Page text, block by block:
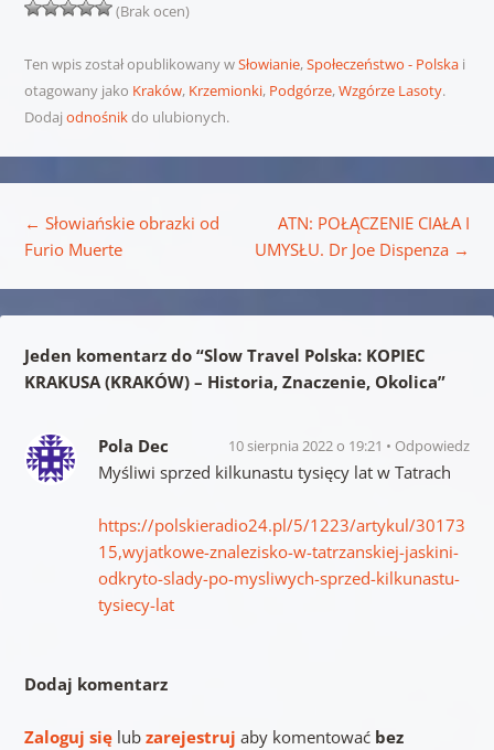
(Brak ocen)
Ten wpis został opublikowany wSłowianie,Społeczeństwo - Polskai
otagowany jako Kraków, Krzemionki, Podgórze,Wzgórze Lasoty.
Dodaj odnośnikdo ulubionych.
← Słowiańskie obrazki od
Furio Muerte
ATN: POŁĄCZENIE CIAŁA I
UMYSŁU. Dr Joe Dispenza →
Jeden komentarz do “Slow Travel Polska: KOPIEC
KRAKUSA (KRAKÓW) – Historia, Znaczenie, Okolica”
Pola Dec 10 sierpnia 2022 o 19:21 Odpowiedz
Myśliwi sprzed kilkunastu tysięcy lat w Tatrach
https://polskieradio24.pl/5/1223/artykul/30173
15,wyjatkowe-znalezisko-w-tatrzanskiej-jaskini-
odkryto-slady-po-mysliwych-sprzed-kilkunastu-
tysiecy-lat
Dodaj komentarz
Zaloguj sięlub zarejestruj aby komentować bez